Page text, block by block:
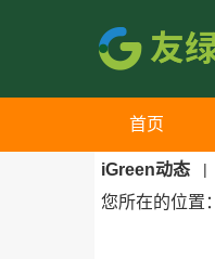
首页
iGreen动态 |
您所在的位置：